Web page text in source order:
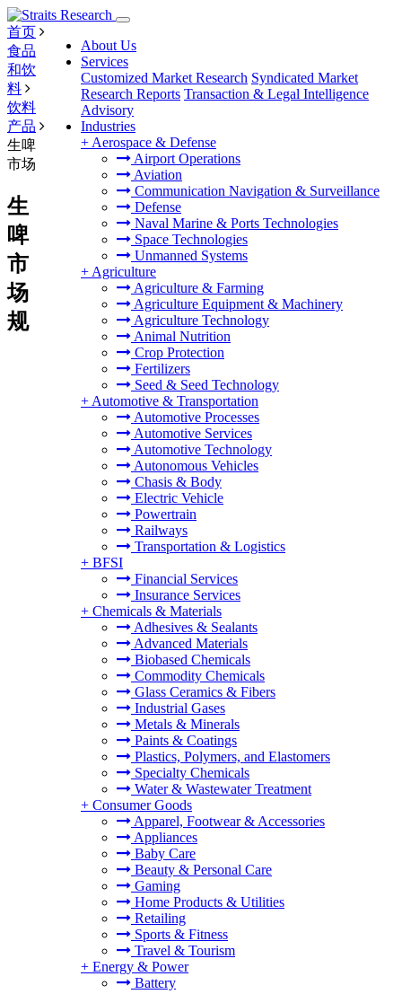
About Us
Services
Customized Market Research Syndicated Market
Research Reports Transaction & Legal Intelligence
Advisory
Industries
+ Aerospace & Defense
Airport Operations
Aviation
Communication Navigation & Surveillance
Defense
Naval Marine & Ports Technologies
Space Technologies
Unmanned Systems
+ Agriculture
Agriculture & Farming
Agriculture Equipment & Machinery
Agriculture Technology
Animal Nutrition
Crop Protection
Fertilizers
Seed & Seed Technology
+ Automotive & Transportation
Automotive Processes
Automotive Services
Automotive Technology
Autonomous Vehicles
Chasis & Body
Electric Vehicle
Powertrain
Railways
Transportation & Logistics
+ BFSI
Financial Services
Insurance Services
+ Chemicals & Materials
Adhesives & Sealants
Advanced Materials
Biobased Chemicals
Commodity Chemicals
Glass Ceramics & Fibers
Industrial Gases
Metals & Minerals
Paints & Coatings
Plastics, Polymers, and Elastomers
Specialty Chemicals
Water & Wastewater Treatment
+ Consumer Goods
Apparel, Footwear & Accessories
Appliances
Baby Care
Beauty & Personal Care
Gaming
Home Products & Utilities
Retailing
Sports & Fitness
Travel & Tourism
+ Energy & Power
Battery
首页
食品
和饮
料
饮料
产品
生啤
市场
生
啤
市
场
规